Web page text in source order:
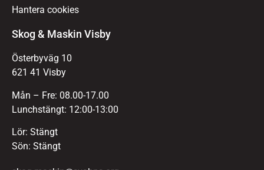
Hantera cookies
Skog & Maskin Visby
Österbyväg 10
621 41 Visby
Mån – Fre: 08.00-17.00
Lunchstängt: 12:00-13:00
Lör: Stängt
Sön: Stängt